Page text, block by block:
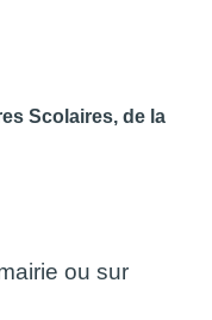
Scolaires, de la
ou sur